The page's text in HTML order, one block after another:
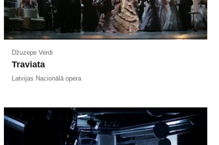
Džuzepe Verdi
Traviata
Latvijas Nacionālā opera